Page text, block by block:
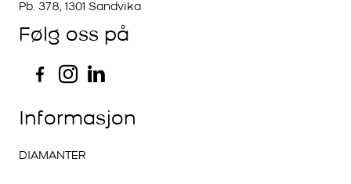
Pb. 378, 1301 Sandvika
Følg oss på
Informasjon
DIAMANTER